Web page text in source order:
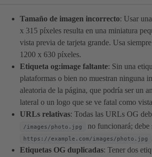
Tamaño de imagen incorrecto: Usar
x 315 píxeles resulta en una miniatura
vista previa de tarjeta grande. Usa
1200 x 630 píxeles.
Etiqueta og:image faltante: Sin una
plataformas o bien no muestran ninguna
aleatoria de la página, que podría ser un
lateral o un logo que se ve fatal como
URLs relativas: Todas las URLs OG
/images/photo.jpg no funcionará; debe
https://example.com/images/photo.jpg
Etiquetas OG duplicadas: Tener dos